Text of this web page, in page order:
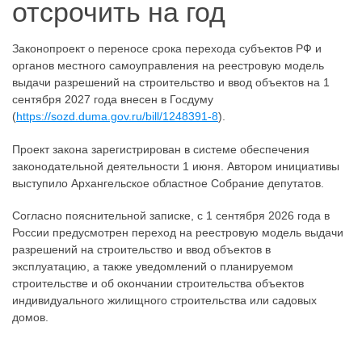
отсрочить на год
Законопроект о переносе срока перехода субъектов РФ и
органов местного самоуправления на реестровую модель
выдачи разрешений на строительство и ввод объектов на 1
сентября 2027 года внесен в Госдуму
(https://sozd.duma.gov.ru/bill/1248391-8).
Проект закона зарегистрирован в системе обеспечения
законодательной деятельности 1 июня. Автором инициативы
выступило Архангельское областное Собрание депутатов.
Согласно пояснительной записке, с 1 сентября 2026 года в
России предусмотрен переход на реестровую модель выдачи
разрешений на строительство и ввод объектов в
эксплуатацию, а также уведомлений о планируемом
строительстве и об окончании строительства объектов
индивидуального жилищного строительства или садовых
домов.